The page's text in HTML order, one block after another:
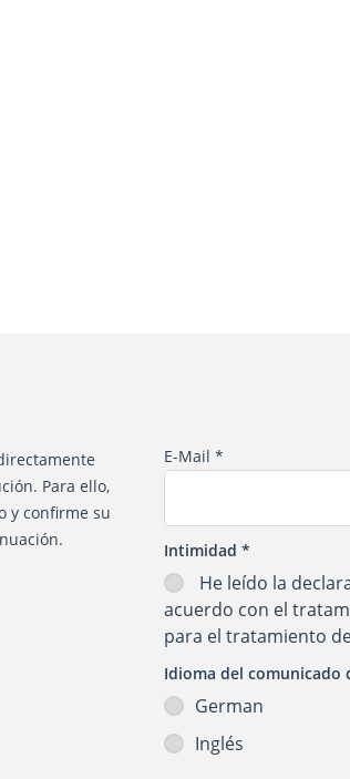
Para ello,
y confirme su
E-Mail *
Intimidad *
He leído la
acuerdo con el
para el tratamiento
Idioma del comunicado
German
Inglés